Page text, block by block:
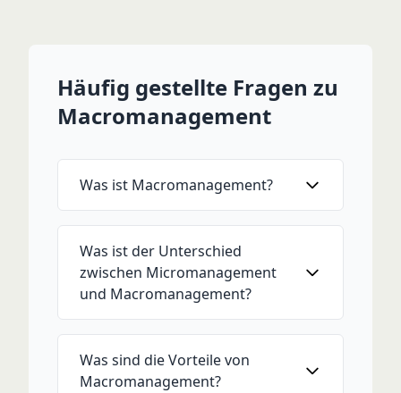
Häufig gestellte Fragen zu
Macromanagement
Was ist Macromanagement?
Was ist der Unterschied
zwischen Micromanagement
und Macromanagement?
Was sind die Vorteile von
Macromanagement?